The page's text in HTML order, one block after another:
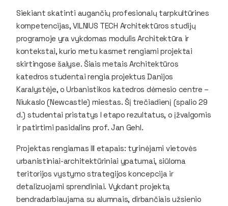
Siekiant skatinti augančių profesionalų tarpkultūrines
kompetencijas, VILNIUS TECH Architektūros studijų
programoje yra vykdomas modulisArchitektūra ir
kontekstai, kurio metu kasmet rengiami projektai
skirtingose šalyse. Šiais metais Architektūros
katedros studentai rengia projektus Danijos
Karalystėje, o Urbanistikos katedros dėmesio centre –
Niukaslo (Newcastle) miestas. Šį trečiadienį (spalio 29
d.) studentai pristatys I etapo rezultatus, o įžvalgomis
ir patirtimi pasidalins prof. Jan Gehl.
Projektas rengiamas III etapais: tyrinėjami vietovės
urbanistiniai-architektūriniai ypatumai, siūloma
teritorijos vystymo strategijos koncepcija ir
detalizuojami sprendiniai. Vykdant projektą
bendradarbiaujama su alumnais, dirbančiais užsienio